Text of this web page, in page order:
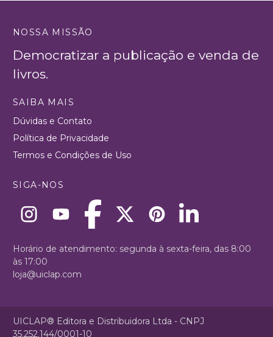
NOSSA MISSÃO
Democratizar a publicação e venda de
livros.
SAIBA MAIS
Dúvidas e Contato
Política de Privacidade
Termos e Condições de Uso
SIGA-NOS
Horário de atendimento: segunda à sexta-feira, das 8:00
às 17:00
loja@uiclap.com
UICLAP® Editora e Distribuidora Ltda - CNPJ
35.252.144/0001-10